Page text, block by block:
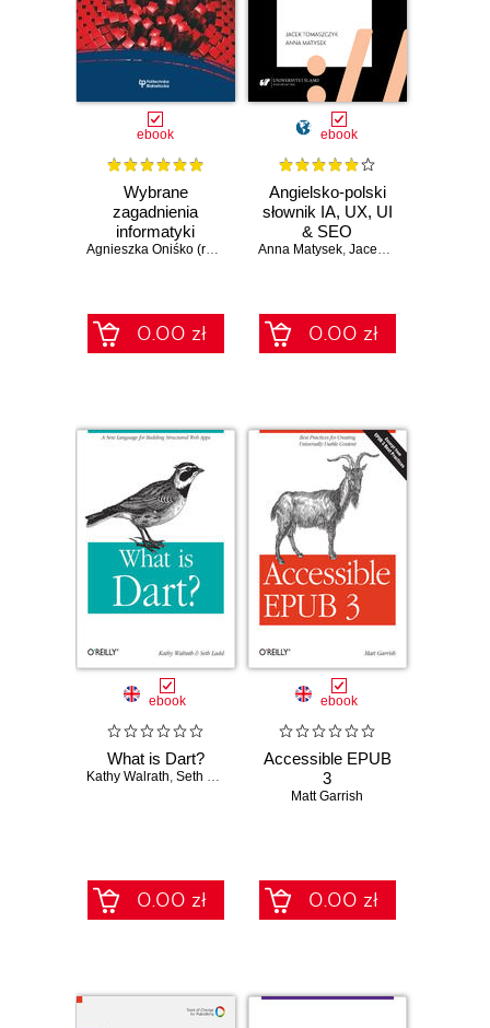
ebook
Wybrane
zagadnienia
informatyki
technicznej.
informacji w
warunkach
niepewności
Agnieszka Oniśko (red. naukowy)
0.00 zł
ebook
Angielsko-polski
słownik IA, UX, UI
& SEO
Anna Matysek, Jacek Tomaszczyk
0.00 zł
ebook
What is Dart?
Kathy Walrath, Seth Ladd
0.00 zł
ebook
Accessible EPUB
3
Matt Garrish
0.00 zł